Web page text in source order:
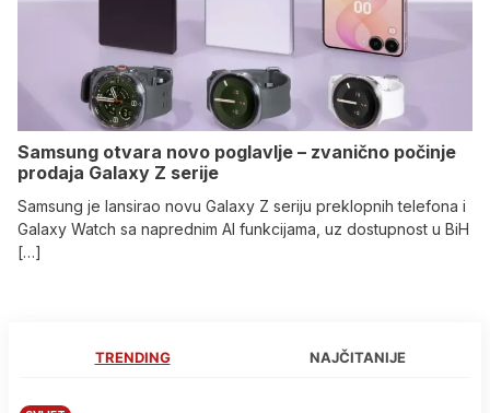
Samsung otvara novo poglavlje – zvanično počinje
prodaja Galaxy Z serije
Samsung je lansirao novu Galaxy Z seriju preklopnih telefona i
Galaxy Watch sa naprednim AI funkcijama, uz dostupnost u BiH
[…]
TRENDING NAJČITANIJE